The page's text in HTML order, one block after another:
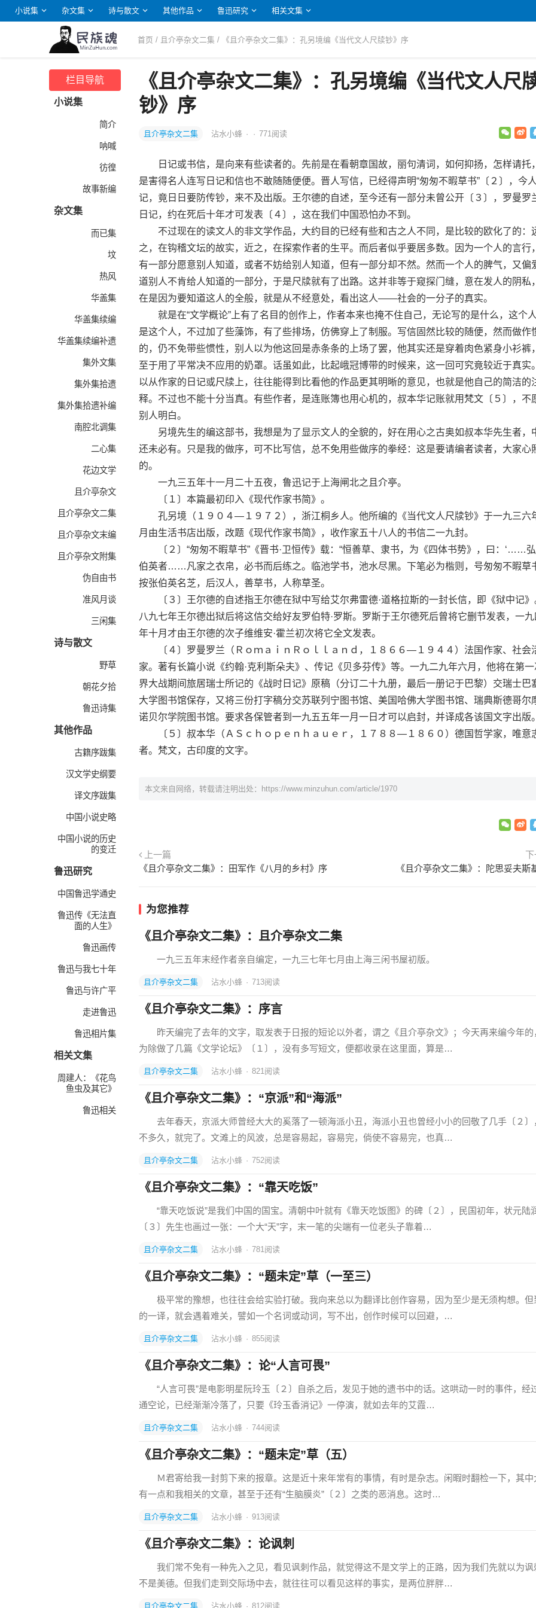
小说集 杂文集 诗与散文 其他作品 鲁迅研究 相关文集
首页 / 且介亭杂文二集 / 《且介亭杂文二集》：孔另境编《当代文人尺牍钞》序
栏目导航
小说集
简介
呐喊
彷徨
故事新编
杂文集
而已集
坟
热风
华盖集
华盖集续编
华盖集续编补遗
集外文集
集外集拾遗
集外集拾遗补编
南腔北调集
二心集
花边文学
且介亭杂文
且介亭杂文二集
且介亭杂文末编
且介亭杂文附集
伪自由书
准风月谈
三闲集
诗与散文
野草
朝花夕拾
鲁迅诗集
其他作品
古籍序跋集
汉文学史纲要
译文序跋集
中国小说史略
中国小说的历史
的变迁
鲁迅研究
中国鲁迅学通史
鲁迅传《无法直
面的人生》
鲁迅画传
鲁迅与我七十年
鲁迅与许广平
走进鲁迅
鲁迅相片集
相关文集
周建人：《花鸟
鱼虫及其它》
鲁迅相关
《且介亭杂文二集》：孔另境编《当代文人尺
钞》序
且介亭杂文二集 沾水小蜂 · · 771阅读
日记或书信，是向来有些读者的。先前是在看朝章国故，丽句清词，如何抑扬，怎样请托
是害得名人连写日记和信也不敢随随便便。晋人写信，已经得声明“匆匆不暇草书”〔２〕，今
记，竟日日要防传钞，来不及出版。王尔德的自述，至今还有一部分未曾公开〔３〕，罗曼罗
日记，约在死后十年才可发表〔４〕，这在我们中国恐怕办不到。
不过现在的读文人的非文学作品，大约目的已经有些和古之人不同，是比较的欧化了的：
之，在钩稽文坛的故实，近之，在探索作者的生平。而后者似乎要居多数。因为一个人的言行
有一部分愿意别人知道，或者不妨给别人知道，但有一部分却不然。然而一个人的脾气，又偏
道别人不肯给人知道的一部分，于是尺牍就有了出路。这并非等于窥探门缝，意在发人的阴私
在是因为要知道这人的全般，就是从不经意处，看出这人——社会的一分子的真实。
就是在“文学概论”上有了名目的创作上，作者本来也掩不住自己，无论写的是什么，这个
是这个人，不过加了些藻饰，有了些排场，仿佛穿上了制服。写信固然比较的随便，然而做作
的，仍不免带些惯性，别人以为他这回是赤条条的上场了罢，他其实还是穿着肉色紧身小衫裤
至于用了平常决不应用的奶罩。话虽如此，比起峨冠博带的时候来，这一回可究竟较近于真实
以从作家的日记或尺牍上，往往能得到比看他的作品更其明晰的意见，也就是他自己的简洁的
释。不过也不能十分当真。有些作者，是连账簿也用心机的，叔本华记账就用梵文〔５〕，不
别人明白。
另境先生的编这部书，我想是为了显示文人的全貌的，好在用心之古奥如叔本华先生者，
还未必有。只是我的做序，可不比写信，总不免用些做序的拳经：这是要请编者读者，大家心
的。
一九三五年十一月二十五夜，鲁迅记于上海闸北之且介亭。
〔１〕本篇最初印入《现代作家书简》。
孔另境（１９０４—１９７２），浙江桐乡人。他所编的《当代文人尺牍钞》于一九三六
月由生活书店出版，改题《现代作家书简》，收作家五十八人的书信二一九封。
〔２〕“匆匆不暇草书”《晋书·卫恒传》载：“恒善草、隶书，为《四体书势》，曰：‘……
伯英者……凡家之衣帛，必书而后练之。临池学书，池水尽黑。下笔必为楷则，号匆匆不暇草
按张伯英名芝，后汉人，善草书，人称草圣。
〔３〕王尔德的自述指王尔德在狱中写给艾尔弗雷德·道格拉斯的一封长信，即《狱中记》
八九七年王尔德出狱后将这信交给好友罗伯特·罗斯。罗斯于王尔德死后曾将它删节发表，一
年十月才由王尔德的次子维维安·霍兰初次将它全文发表。
〔４〕罗曼罗兰（ＲｏｍａｉｎＲｏｌｌａｎｄ，１８６６—１９４４）法国作家、社会
家。著有长篇小说《约翰·克利斯朵夫》、传记《贝多芬传》等。一九二九年六月，他将在第
界大战期间旅居瑞士所记的《战时日记》原稿（分订二十九册，最后一册记于巴黎）交瑞士巴
大学图书馆保存，又将三份打字稿分交苏联列宁图书馆、美国哈佛大学图书馆、瑞典斯德哥尔
诺贝尔学院图书馆。要求各保管者到一九五五年一月一日才可以启封，并译成各该国文字出版。
〔５〕叔本华（ＡＳｃｈｏｐｅｎｈａｕｅｒ，１７８８—１８６０）德国哲学家，唯意
者。梵文，古印度的文字。
本文来自网络，转载请注明出处： https://www.minzuhun.com/article/1970
上一篇
《且介亭杂文二集》：田军作《八月的乡村》序
《且介亭杂文二集》：陀思妥夫斯
为您推荐
《且介亭杂文二集》：且介亭杂文二集
一九三五年末经作者亲自编定，一九三七年七月由上海三闲书屋初版。
且介亭杂文二集 沾水小蜂 · 713阅读
《且介亭杂文二集》：序言
昨天编完了去年的文字，取发表于日报的短论以外者，谓之《且介亭杂文》；今天再来编今年的
为除做了几篇《文学论坛》〔１〕，没有多写短文，便都收录在这里面，算是…
且介亭杂文二集 沾水小蜂 · 821阅读
《且介亭杂文二集》：“京派”和“海派”
去年春天，京派大师曾经大大的奚落了一顿海派小丑，海派小丑也曾经小小的回敬了几手〔２〕
不多久，就完了。文滩上的风波，总是容易起，容易完，倘使不容易完，也真…
且介亭杂文二集 沾水小蜂 · 752阅读
《且介亭杂文二集》：“靠天吃饭”
“靠天吃饭说”是我们中国的国宝。清朝中叶就有《靠天吃饭图》的碑〔２〕，民国初年，状元陆
〔３〕先生也画过一张：一个大“天”字，末一笔的尖端有一位老头子靠着…
且介亭杂文二集 沾水小蜂 · 781阅读
《且介亭杂文二集》：“题未定”草（一至三）
极平常的豫想，也往往会给实验打破。我向来总以为翻译比创作容易，因为至少是无须构想。但
的一译，就会遇着难关，譬如一个名词或动词，写不出，创作时候可以回避，…
且介亭杂文二集 沾水小蜂 · 855阅读
《且介亭杂文二集》：论“人言可畏”
“人言可畏”是电影明星阮玲玉〔２〕自杀之后，发见于她的遗书中的话。这哄动一时的事件，经
通空论，已经渐渐冷落了，只要《玲玉香消记》一停演，就如去年的艾霞…
且介亭杂文二集 沾水小蜂 · 744阅读
《且介亭杂文二集》：“题未定”草（五）
Ｍ君寄给我一封剪下来的报章。这是近十来年常有的事情，有时是杂志。闲暇时翻检一下，其中
有一点和我相关的文章，甚至于还有“生脑膜炎”〔２〕之类的恶消息。这时…
且介亭杂文二集 沾水小蜂 · 913阅读
《且介亭杂文二集》：论讽刺
我们常不免有一种先入之见，看见讽刺作品，就觉得这不是文学上的正路，因为我们先就以为讽
不是美德。但我们走到交际场中去，就往往可以看见这样的事实，是两位胖胖…
且介亭杂文二集 沾水小蜂 · 812阅读